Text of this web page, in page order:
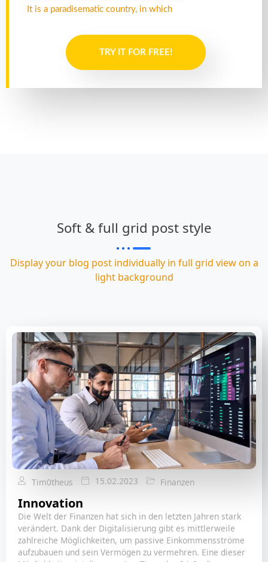
It is a paradisematic country, in which
TRY IT FOR FREE!
Soft & full grid post style
Display your blog post individually in full grid view on a
light background
Tim0theus 15.02.2023 Finanzen
Innovation
Die Welt der Finanzen hat sich in den letzten Jahren stark
verändert. Dank der Digitalisierung gibt es mittlerweile
zahlreiche Möglichkeiten, um passive Einkommensströme
aufzubauen und sein Vermögen zu vermehren. Eine dieser